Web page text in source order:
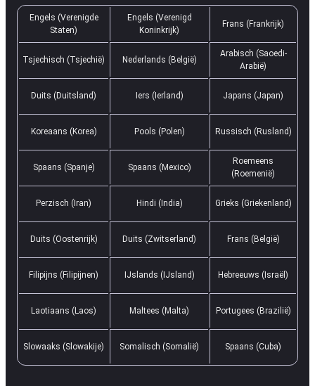
Engels (Verenigde
Staten)
Engels (Verenigd
Koninkrijk)
Frans (Frankrijk)
Tsjechisch (Tsjechië) Nederlands (België)
Arabisch (Saoedi-
Arabië)
Duits (Duitsland) Iers (Ierland) Japans (Japan)
Koreaans (Korea) Pools (Polen) Russisch (Rusland)
Spaans (Spanje) Spaans (Mexico)
Roemeens
(Roemenië)
Perzisch (Iran) Hindi (India) Grieks (Griekenland)
Duits (Oostenrijk) Duits (Zwitserland) Frans (België)
Filipijns (Filipijnen) IJslands (IJsland) Hebreeuws (Israël)
Laotiaans (Laos) Maltees (Malta) Portugees (Brazilië)
Slowaaks (Slowakije) Somalisch (Somalië) Spaans (Cuba)